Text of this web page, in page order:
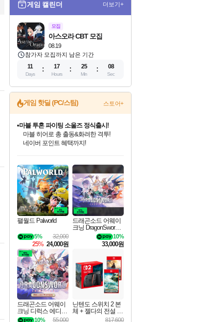
게임 캘린더 더보기+
모집
08.19
아스오라 CBT 모집
참가자 모집까지 남은 기간
11
Days
17
Hours
25
Min
07
Sec
게임 핫딜 (PC/스팀) 스토어+
최대 90% 할인가를 만나보세요!
네이버혜택과 함께 만나보세요!
50%할인&추가 적립까지!
네이버 포인트 혜택까지!
귀무자: 검의 길 예약 판매 중!
10% 할인과
이니&베니 혜택까지!
네이버 혜택가와 함께 예약하세요!
할인&네이버혜택으로 만나보세요!
네이버페이 혜택과 만나보세요!
40주년 프로모션으로 만나보세요!
할인가에 만나보세요!
일부 에디션 상시 할인!
혜택으로 예약 판매 중
편안하게 충전하세요
팰월드 Palworld
32,000
5%
25% 24,000원
드래곤소드 어웨이
크닝 DragonSword A
10%
33,000원
드래곤소드 어웨이
크닝 디럭스 에디션
DragonSword Awake
55,000
10%
닌텐도 스위치 2 본
체 + 젤다의 전설 티
어스 오브 더 킹덤
817,600